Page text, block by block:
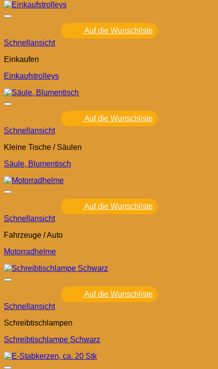
Auf die Wunschliste
Schnellansicht
Einkaufen
Einkaufstrolleys
Auf die Wunschliste
Schnellansicht
Kleine Tische / Säulen
Säule, Blumentisch
Auf die Wunschliste
Schnellansicht
Fahrzeuge / Auto
Motorradhelme
Auf die Wunschliste
Schnellansicht
Schreibtischlampen
Schreibtischlampe Schwarz